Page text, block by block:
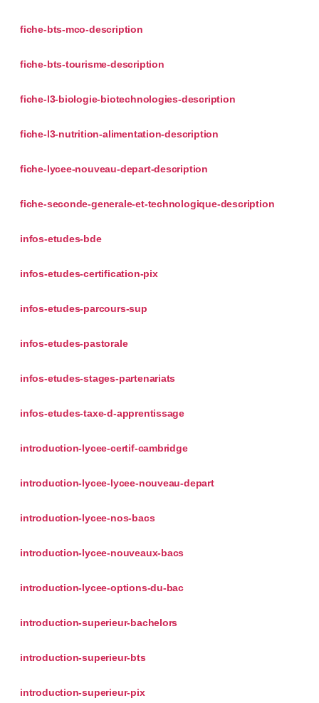
fiche-bts-mco-description
fiche-bts-tourisme-description
fiche-l3-biologie-biotechnologies-description
fiche-l3-nutrition-alimentation-description
fiche-lycee-nouveau-depart-description
fiche-seconde-generale-et-technologique-description
infos-etudes-bde
infos-etudes-certification-pix
infos-etudes-parcours-sup
infos-etudes-pastorale
infos-etudes-stages-partenariats
infos-etudes-taxe-d-apprentissage
introduction-lycee-certif-cambridge
introduction-lycee-lycee-nouveau-depart
introduction-lycee-nos-bacs
introduction-lycee-nouveaux-bacs
introduction-lycee-options-du-bac
introduction-superieur-bachelors
introduction-superieur-bts
introduction-superieur-pix